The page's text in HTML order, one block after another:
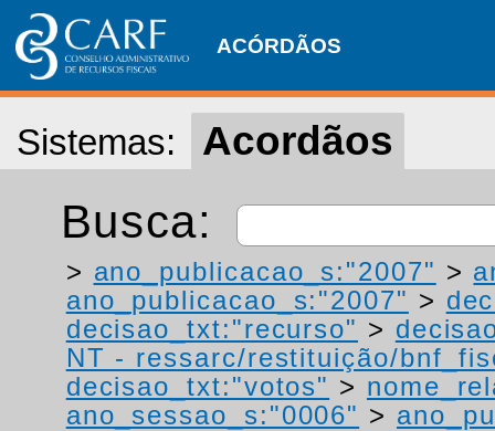
ACÓRDÃOS
Sistemas: Acordãos
Busca:
> ano_publicacao_s:"2007" >
ano_publicacao_s:"2007" >
decisao_txt:"recurso" >
NT - ressarc/restituição/
decisao_txt:"votos" >
ano_sessao_s:"0006" >